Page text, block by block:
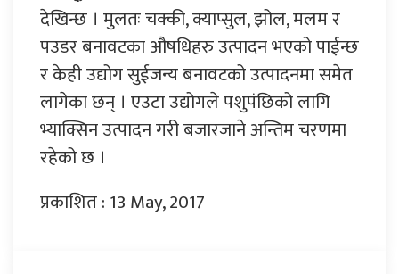
देखिन्छ । मुलतः चक्की, क्याप्सुल, झोल, मलम र
पउडर बनावटका औषधिहरु उत्पादन भएको पाईन्छ
र केही उद्योग सुईजन्य बनावटको उत्पादनमा समेत
लागेका छन् । एउटा उद्योगले पशुपंछिको लागि
भ्याक्सिन उत्पादन गरी बजारजाने अन्तिम चरणमा
रहेको छ ।
प्रकाशित : 13 May, 2017